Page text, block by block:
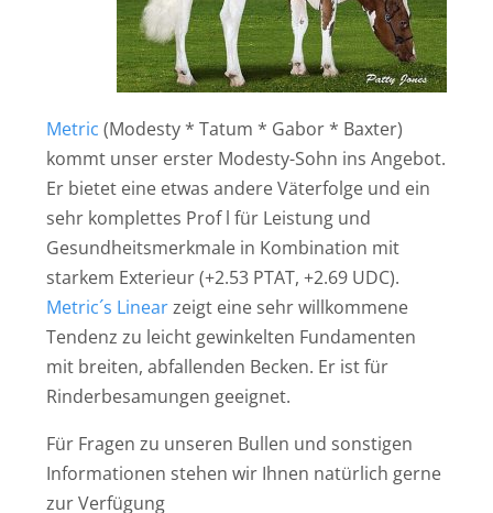
Metric (Modesty * Tatum * Gabor * Baxter)
kommt unser erster Modesty-Sohn ins Angebot.
Er bietet eine etwas andere Väterfolge und ein
sehr komplettes Prof l für Leistung und
Gesundheitsmerkmale in Kombination mit
starkem Exterieur (+2.53 PTAT, +2.69 UDC).
Metric´s Linearzeigt eine sehr willkommene
Tendenz zu leicht gewinkelten Fundamenten
mit breiten, abfallenden Becken. Er ist für
Rinderbesamungen geeignet.
Für Fragen zu unseren Bullen und sonstigen
Informationen stehen wir Ihnen natürlich gerne
zur Verfügung